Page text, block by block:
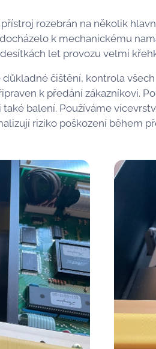
rozebrán na několik
k mechanickému
let provozu velmi
čištění, kontrola
k předání zákazníkovi.
balení. Používáme
riziko poškození během